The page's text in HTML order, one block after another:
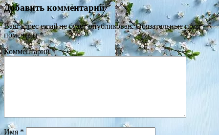
Добавить комментарий
Ваш адрес email не будет опубликован. Обязательные поля
помечены*
Комментарий*
Имя *